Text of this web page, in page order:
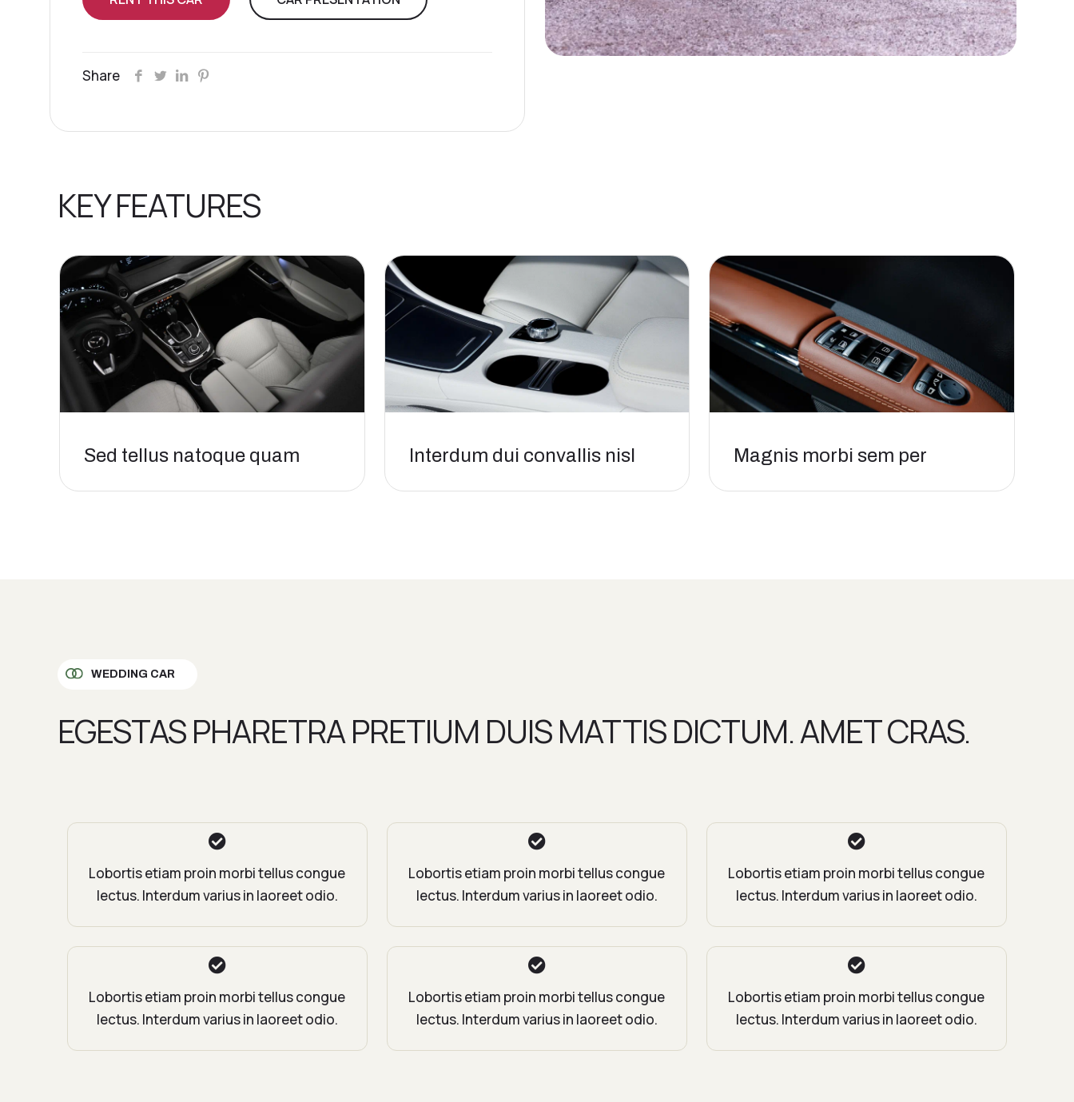
Share
KEY FEATURES
Sed tellus natoque quam Interdum dui convallis nisl Magnis morbi sem per
WEDDING CAR
EGESTAS PHARETRA PRETIUM DUIS MATTIS DICTUM. AMET CRAS.
Lobortis etiam proin morbi tellus congue
lectus. Interdum varius in laoreet odio.
Lobortis etiam proin morbi tellus congue
lectus. Interdum varius in laoreet odio.
Lobortis etiam proin morbi tellus congue
lectus. Interdum varius in laoreet odio.
Lobortis etiam proin morbi tellus congue
lectus. Interdum varius in laoreet odio.
Lobortis etiam proin morbi tellus congue
lectus. Interdum varius in laoreet odio.
Lobortis etiam proin morbi tellus congue
lectus. Interdum varius in laoreet odio.